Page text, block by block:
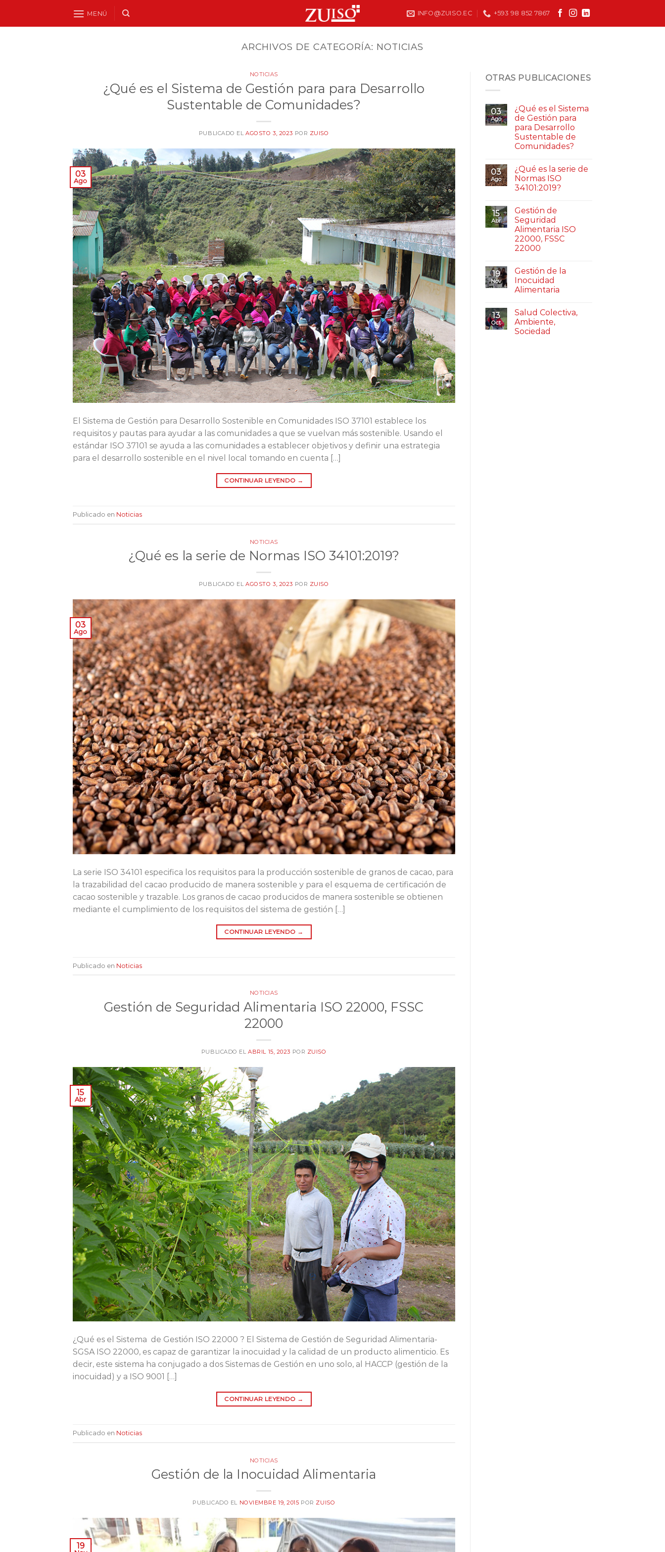
MENÚ INFO@ZUISO.EC +593 98 852 7867
ARCHIVOS DE CATEGORÍA: NOTICIAS
NOTICIAS
¿Qué es el Sistema de Gestión para para Desarrollo
Sustentable de Comunidades?
PUBLICADO ELAGOSTO 3, 2023 POR ZUISO
03
Ago
El Sistema de Gestión para Desarrollo Sostenible en Comunidades ISO 37101 establece los
requisitos y pautas para ayudar a las comunidades a que se vuelvan más sostenible. Usando el
estándar ISO 37101 se ayuda a las comunidades a establecer objetivos y definir una estrategia
para el desarrollo sostenible en el nivel local tomando en cuenta […]
CONTINUAR LEYENDO →
Publicado en Noticias
NOTICIAS
¿Qué es la serie de Normas ISO 34101:2019?
PUBLICADO ELAGOSTO 3, 2023 POR ZUISO
03
Ago
La serie ISO 34101 especifica los requisitos para la producción sostenible de granos de cacao, para
la trazabilidad del cacao producido de manera sostenible y para el esquema de certificación de
cacao sostenible y trazable. Los granos de cacao producidos de manera sostenible se obtienen
mediante el cumplimiento de los requisitos del sistema de gestión […]
CONTINUAR LEYENDO →
Publicado en Noticias
NOTICIAS
Gestión de Seguridad Alimentaria ISO 22000, FSSC
22000
PUBLICADO ELABRIL 15, 2023 POR ZUISO
15
Abr
¿Qué es el Sistema de Gestión ISO 22000 ? El Sistema de Gestión de Seguridad Alimentaria-
SGSA ISO 22000, es capaz de garantizar la inocuidad y la calidad de un producto alimenticio. Es
decir, este sistema ha conjugado a dos Sistemas de Gestión en uno solo, al HACCP (gestión de la
inocuidad) y a ISO 9001 […]
CONTINUAR LEYENDO →
Publicado en Noticias
NOTICIAS
Gestión de la Inocuidad Alimentaria
PUBLICADO EL NOVIEMBRE 19, 2015 POR ZUISO
19
OTRAS PUBLICACIONES
03
Ago
¿Qué es el Sistema
de Gestión para
para Desarrollo
Sustentable de
Comunidades?
03
Ago
¿Qué es la serie de
Normas ISO
34101:2019?
15
Abr
Gestión de
Seguridad
Alimentaria ISO
22000, FSSC
22000
19
Nov
Gestión de la
Inocuidad
Alimentaria
13
Oct
Salud Colectiva,
Ambiente,
Sociedad